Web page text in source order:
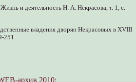
и деятельность Н. А. Некрасова, т. 1, с.
владения дворян Некрасовых в XVIII
251.
архив 2010: